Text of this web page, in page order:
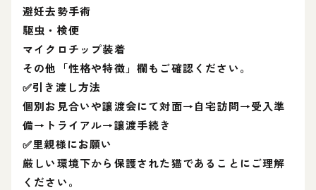
避妊去勢手術
駆虫・検便
マイクロチップ装着
その他「性格や特徴」欄もご確認ください。
✅引き渡し方法
個別お見合いや譲渡会にて対面→自宅訪問→受入準
備→トライアル→譲渡手続き
✅里親様にお願い
厳しい環境下から保護された猫であることにご理解
ください。